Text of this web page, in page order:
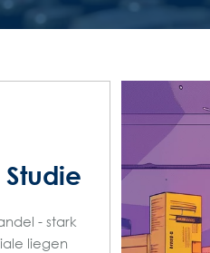
Studie
- stark
liegen